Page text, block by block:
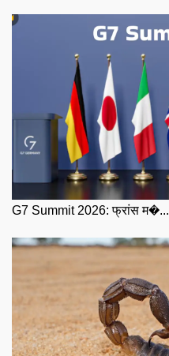
G7 Summit 2026: फ्रांस म�...